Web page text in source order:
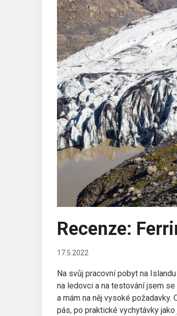
Recenze:
17.5.2022
Na svůj pracovní pobyt na
na ledovci a na testování jsem
a mám na něj vysoké
pás, po praktické vychytávky